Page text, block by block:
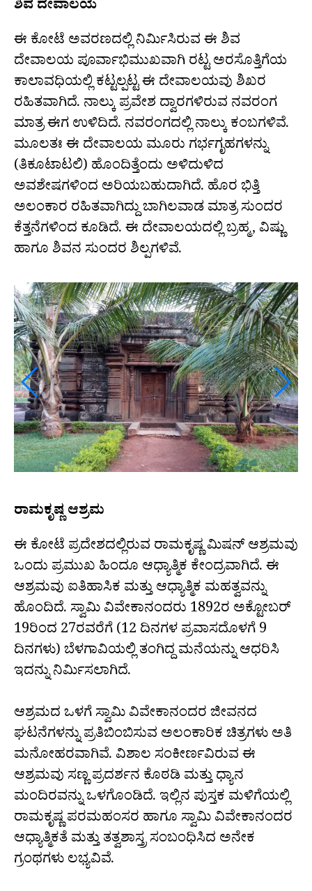
ಶಿವ ದೇವಾಲಯ
ಈ ಕೋಟೆ ಅವರಣದಲ್ಲಿ ನಿರ್ಮಿಸಿರುವ ಈ ಶಿವ
ದೇವಾಲಯ ಪೂರ್ವಾಭಿಮುಖವಾಗಿ ರಟ್ಟ ಅರಸೊತ್ತಿಗೆಯ
ಕಾಲಾವಧಿಯಲ್ಲಿ ಕಟ್ಟಲ್ಪಟ್ಟ ಈ ದೇವಾಲಯವು ಶಿಖರ
ರಹಿತವಾಗಿದೆ. ನಾಲ್ಕು ಪ್ರವೇಶ ದ್ವಾರಗಳಿರುವ ನವರಂಗ
ಮಾತ್ರ ಈಗ ಉಳಿದಿದೆ. ನವರಂಗದಲ್ಲಿ ನಾಲ್ಕು ಕಂಬಗಳಿವೆ.
ಮೂಲತಃ ಈ ದೇವಾಲಯ ಮೂರು ಗರ್ಭಗೃಹಗಳನ್ನು
(ತಿಕೂಟಾಟಲಿ) ಹೊಂದಿತ್ತೆಂದು ಅಳಿದುಳಿದ
ಅವಶೇಷಗಳಿಂದ ಅರಿಯಬಹುದಾಗಿದೆ. ಹೊರ ಭಿತ್ತಿ
ಅಲಂಕಾರ ರಹಿತವಾಗಿದ್ದು ಬಾಗಿಲವಾಡ ಮಾತ್ರ ಸುಂದರ
ಕೆತ್ತನೆಗಳಿಂದ ಕೂಡಿದೆ. ಈ ದೇವಾಲಯದಲ್ಲಿ ಬ್ರಹ್ಮ, ವಿಷ್ಣು
ಹಾಗೂ ಶಿವನ ಸುಂದರ ಶಿಲ್ಪಗಳಿವೆ.
ರಾಮಕೃಷ್ಣ ಆಶ್ರಮ
ಈ ಕೋಟೆ ಪ್ರದೇಶದಲ್ಲಿರುವ ರಾಮಕೃಷ್ಣ ಮಿಷನ್ ಆಶ್ರಮವು
ಒಂದು ಪ್ರಮುಖ ಹಿಂದೂ ಆಧ್ಯಾತ್ಮಿಕ ಕೇಂದ್ರವಾಗಿದೆ. ಈ
ಆಶ್ರಮವು ಐತಿಹಾಸಿಕ ಮತ್ತು ಆಧ್ಯಾತ್ಮಿಕ ಮಹತ್ವವನ್ನು
ಹೊಂದಿದೆ. ಸ್ವಾಮಿ ವಿವೇಕಾನಂದರು 1892ರ ಅಕ್ಟೋಬರ್
19ರಿಂದ 27ರವರೆಗೆ (12 ದಿನಗಳ ಪ್ರವಾಸದೊಳಗೆ 9
ದಿನಗಳು) ಬೆಳಗಾವಿಯಲ್ಲಿ ತಂಗಿದ್ದ ಮನೆಯನ್ನು ಆಧರಿಸಿ
ಇದನ್ನು ನಿರ್ಮಿಸಲಾಗಿದೆ.
ಆಶ್ರಮದ ಒಳಗೆ ಸ್ವಾಮಿ ವಿವೇಕಾನಂದರ ಜೀವನದ
ಘಟನೆಗಳನ್ನು ಪ್ರತಿಬಿಂಬಿಸುವ ಅಲಂಕಾರಿಕ ಚಿತ್ರಗಳು ಅತಿ
ಮನೋಹರವಾಗಿವೆ. ವಿಶಾಲ ಸಂಕೀರ್ಣವಿರುವ ಈ
ಆಶ್ರಮವು ಸಣ್ಣ ಪ್ರದರ್ಶನ ಕೊಠಡಿ ಮತ್ತು ಧ್ಯಾನ
ಮಂದಿರವನ್ನು ಒಳಗೊಂಡಿದೆ. ಇಲ್ಲಿನ ಪುಸ್ತಕ ಮಳಿಗೆಯಲ್ಲಿ
ರಾಮಕೃಷ್ಣ ಪರಮಹಂಸರ ಹಾಗೂ ಸ್ವಾಮಿ ವಿವೇಕಾನಂದರ
ಆಧ್ಯಾತ್ಮಿಕತೆ ಮತ್ತು ತತ್ವಶಾಸ್ತ್ರ ಸಂಬಂಧಿಸಿದ ಅನೇಕ
ಗ್ರಂಥಗಳು ಲಭ್ಯವಿವೆ.